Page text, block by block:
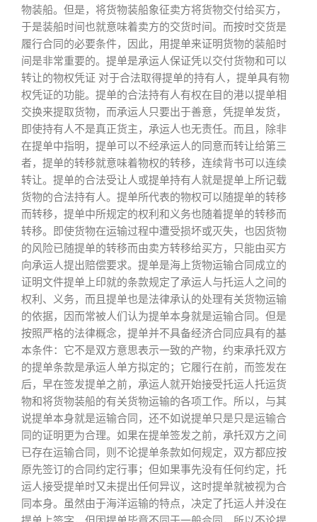
物装船。但是，将货物装船象征卖方将货物交付给买方，
于是装船时间也就意味着卖方的交货时间。而按时交货是
履行合同的必要条件，因此，用提单来证明货物的装船时
间是非常重要的。提单是承运人保证凭以交付货物和可以
转让的物权凭证 对于合法取得提单的持有人，提单具有物
权凭证的功能。提单的合法持有人有权在目的港以提单相
交换来提取货物，而承运人只要出于善意，凭提单发货，
即使持有人不是真正货主，承运人也无责任。而且，除非
在提单中指明，提单可以不经承运人的同意而转让给第三
者，提单的转移就意味着物权的转移，连续背书可以连续
转让。提单的合法受让人或提单持有人就是提单上所记载
货物的合法持有人。提单所代表的物权可以随提单的转移
而转移，提单中所规定的权利和义务也随着提单的转移而
转移。即使货物在运输过程中遭受损坏或灭失，也因货物
的风险已随提单的转移而由卖方转移给买方，只能由买方
向承运人提出赔偿要求。提单是海上货物运输合同成立的
证明文件提单上印就的条款规定了承运人与托运人之间的
权利、义务，而且提单也是法律承认的处理有关货物运输
的依据，因而常被人们认为提单本身就是运输合同。但是
按照严格的法律概念，提单并不具备经济合同应具有的基
本条件：它不是双方意思表示一致的产物，约束承托双方
的提单条款是承运人单方拟定的；它履行在前，而签发在
后，早在签发提单之前，承运人就开始接受托运人托运货
物和将货物装船的有关货物运输的各项工作。所以，与其
说提单本身就是运输合同，还不如说提单只是只是运输合
同的证明更为合理。如果在提单签发之前，承托双方之间
已存在运输合同，则不论提单条款如何规定，双方都应按
原先签订的合同约定行事；但如果事先没有任何约定，托
运人接受提单时又未提出任何异议，这时提单就被视为合
同本身。虽然由于海洋运输的特点，决定了托运人并没在